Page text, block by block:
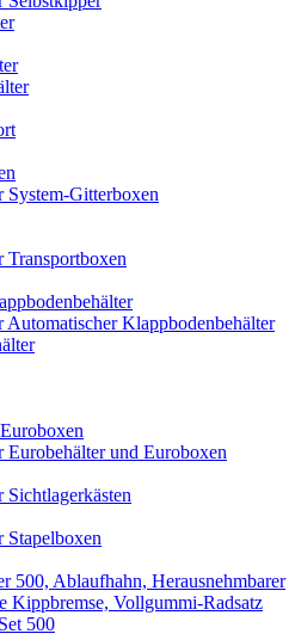
System-Gitterboxen
Transportboxen
Automatischer Klappbodenbehälter
Eurobehälter und Euroboxen
Sichtlagerkästen
Stapelboxen
500